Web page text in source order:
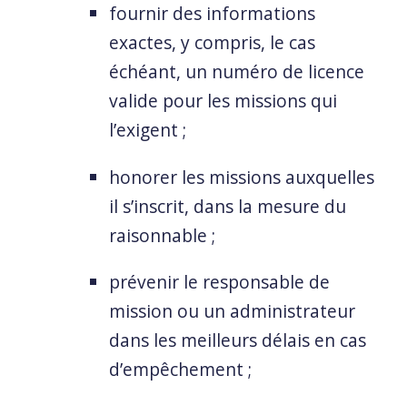
fournir des informations
exactes, y compris, le cas
échéant, un numéro de licence
valide pour les missions qui
l’exigent ;
honorer les missions auxquelles
il s’inscrit, dans la mesure du
raisonnable ;
prévenir le responsable de
mission ou un administrateur
dans les meilleurs délais en cas
d’empêchement ;